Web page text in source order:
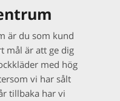
är du som kund
mål är att ge dig
med hög
vi har sålt
tillbaka har vi